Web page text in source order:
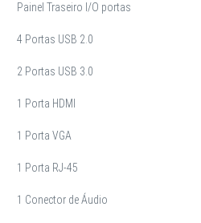
Painel Traseiro I/O portas
4 Portas USB 2.0
2 Portas USB 3.0
1 Porta HDMI
1 Porta VGA
1 Porta RJ-45
1 Conector de Áudio